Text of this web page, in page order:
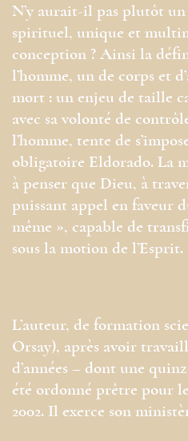
N’y aurait-il pas plutôt
spirituel, unique et
conception ? Ainsi la
l’homme, un de corps et
mort : un enjeu de taille
avec sa volonté de
l’homme, tente de
obligatoire Eldorado. La
à penser que Dieu, à
puissant appel en faveur
même », capable de
sous la motion de l’Esprit.
L’auteur, de formation
Orsay), après avoir
d’années – dont une
été ordonné prêtre pour
2002. Il exerce son